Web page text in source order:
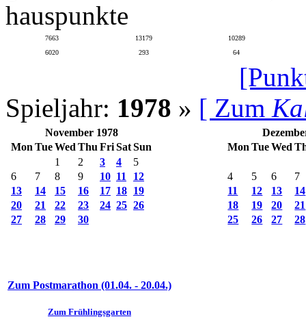
hauspunkte
7663 13179
10289
6020
293 64
Spieljahr: 1978 » [ Zum
November 1978
Mon TueWed Thu FriSatSun
1
2 3 4
5
6
7 8 9 10 11
12
13
14 15 16 17 18 19
20
21 22 23 24 25 26
27
28 29 30
Mon TueWed
4 5 6
7
11
12 13
14
18
19 20
21
25
26 27 28
Zum Postmarathon (01.04. - 20.04.)
Zum Frühlingsgarten